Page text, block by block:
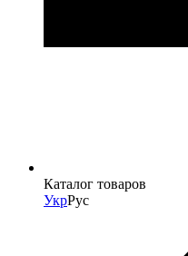
Каталог товаров
УкрРус